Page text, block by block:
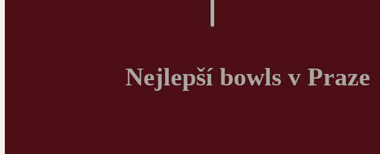
Nejlepší bowls v Praze